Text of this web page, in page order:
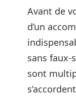
Avant de
d’un
sans faux-
sont